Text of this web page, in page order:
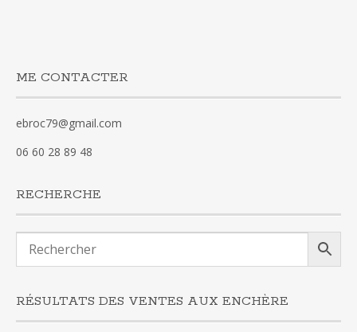
ME CONTACTER
ebroc79@gmail.com
06 60 28 89 48
RECHERCHE
RÉSULTATS DES VENTES AUX ENCHÈRE